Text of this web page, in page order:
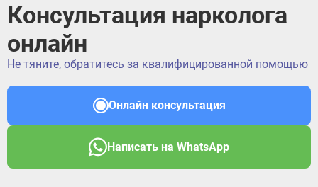
Консультация нарколога
онлайн
Не тяните, обратитесь за квалифицированной помощью
Онлайн консультация
Написать на WhatsApp